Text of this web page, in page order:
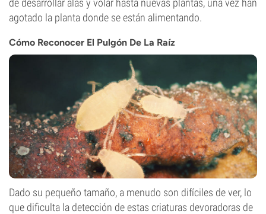
de desarrollar alas y volar hasta nuevas plantas, una vez han
agotado la planta donde se están alimentando.
Cómo Reconocer El Pulgón De La Raíz
Dado su pequeño tamaño, a menudo son difíciles de ver, lo
que dificulta la detección de estas criaturas devoradoras de